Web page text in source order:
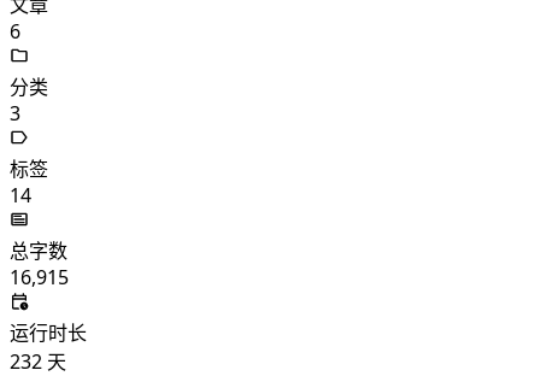
6
分类
3
标签
14
总字数
16,915
运行时长
232 天